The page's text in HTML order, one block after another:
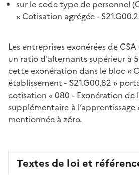
sur le code type de personnel
« Cotisation agrégée -
Les entreprises exonérées de
un ratio d'alternants supérieur à
cette exonération dans le bloc «
établissement - S21.G00.82 »
cotisation « 080 - Exonération
supplémentaire à l’apprentissage
mentionnée à zéro.
Textes de loi et